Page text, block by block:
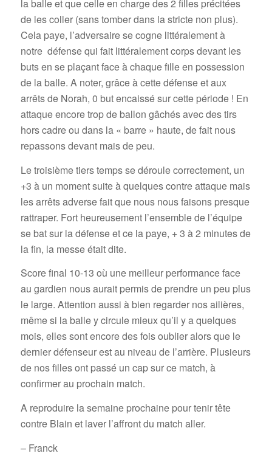
la balle et que celle en charge des 2 filles précitées
de les coller (sans tomber dans la stricte non plus).
Cela paye, l’adversaire se cogne littéralement à
notre défense qui fait littéralement corps devant les
buts en se plaçant face à chaque fille en possession
de la balle. A noter, grâce à cette défense et aux
arrêts de Norah, 0 but encaissé sur cette période ! En
attaque encore trop de ballon gâchés avec des tirs
hors cadre ou dans la « barre » haute, de fait nous
repassons devant mais de peu.
Le troisième tiers temps se déroule correctement, un
+3 à un moment suite à quelques contre attaque mais
les arrêts adverse fait que nous nous faisons presque
rattraper. Fort heureusement l’ensemble de l’équipe
se bat sur la défense et ce la paye, + 3 à 2 minutes de
la fin, la messe était dite.
Score final 10-13 où une meilleur performance face
au gardien nous aurait permis de prendre un peu plus
le large. Attention aussi à bien regarder nos ailières,
même si la balle y circule mieux qu’il y a quelques
mois, elles sont encore des fois oublier alors que le
dernier défenseur est au niveau de l’arrière. Plusieurs
de nos filles ont passé un cap sur ce match, à
confirmer au prochain match.
A reproduire la semaine prochaine pour tenir tête
contre Blain et laver l’affront du match aller.
– Franck